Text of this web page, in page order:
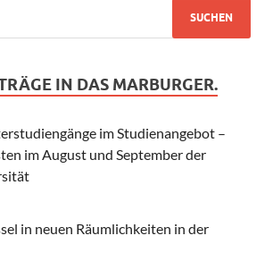
IN DAS MARBURGER.
im Studienangebot –
im August und September der
in neuen Räumlichkeiten in der